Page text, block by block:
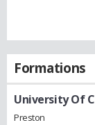
Formations
University Of
Preston